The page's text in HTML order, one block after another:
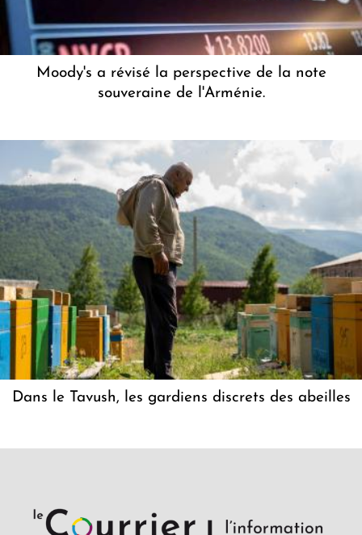
Moody's a révisé la perspective de la note
souveraine de l'Arménie.
Dans le Tavush, les gardiens discrets des abeilles